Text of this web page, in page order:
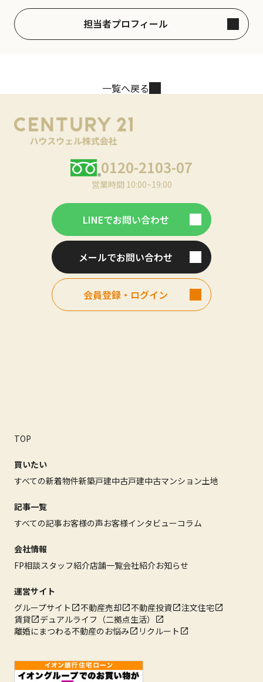
担当者プロフィール
一覧へ戻る
0120-2103-07
営業時間 10:00~19:00
LINEでお問い合わせ
メールでお問い合わせ
会員登録・ログイン
TOP
買いたい
すべての新着物件新築戸建中古戸建中古マンション土地
記事一覧
すべての記事お客様の声お客様インタビューコラム
会社情報
FP相談スタッフ紹介店舗一覧会社紹介お知らせ
運営サイト
グループサイト
不動産売却 不動産投資
注文住宅
賃貸
デュアルライフ（二拠点生活）
離婚にまつわる不動産のお悩み
リクルート